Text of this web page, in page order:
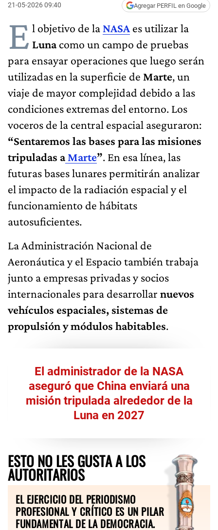
21-05-2026 09:40 Agregar PERFIL en Google
E l objetivo de la NASA es utilizar la
Lunacomo un campo de pruebas
para ensayar operaciones que luego serán
utilizadas en la superficie de Marte, un
viaje de mayor complejidad debido a las
condiciones extremas del entorno. Los
voceros de la central espacial aseguraron:
“Sentaremos las bases para las misiones
tripuladas aMarte”. En esa línea, las
futuras bases lunares permitirán analizar
el impacto de la radiación espacial y el
funcionamiento de hábitats
autosuficientes.
La Administración Nacional de
Aeronáutica y el Espacio también trabaja
junto a empresas privadas y socios
internacionales para desarrollar nuevos
vehículos espaciales, sistemas de
propulsión y módulos habitables.
El administrador de la NASA
aseguró que China enviará una
misión tripulada alrededor de la
Luna en 2027
ESTO NO LES GUSTA A LOS
AUTORITARIOS
EL EJERCICIO DEL PERIODISMO
PROFESIONAL Y CRÍTICO ES UN PILAR
FUNDAMENTAL DE LA DEMOCRACIA.